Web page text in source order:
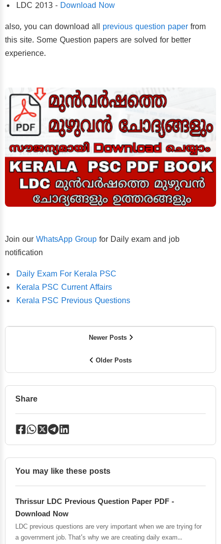
LDC 2013 - Download Now
also, you can download all previous question paper from
this site. Some Question papers are solved for better
experience.
Join our WhatsApp Group for Daily exam and job
notification
Daily Exam For Kerala PSC
Kerala PSC Current Affairs
Kerala PSC Previous Questions
Newer Posts
Older Posts
Share
You may like these posts
Thrissur LDC Previous Question Paper PDF -
Download Now
LDC previous questions are very important when we are trying for
a government job. That's why we are creating daily exam...